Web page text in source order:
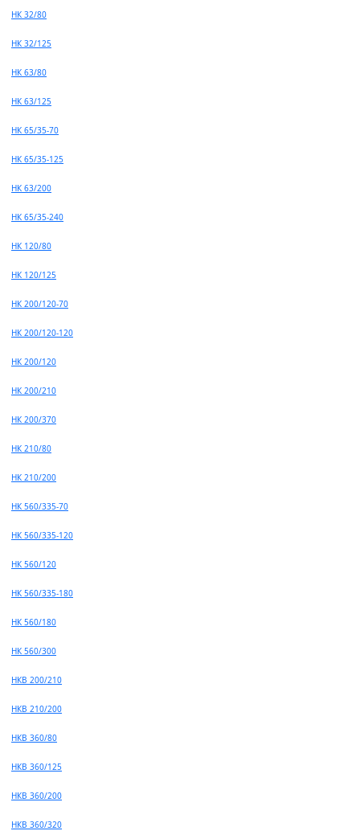
НК 32/80
НК 32/125
НК 63/80
НК 63/125
НК 65/35-70
НК 65/35-125
НК 63/200
НК 65/35-240
НК 120/80
НК 120/125
НК 200/120-70
НК 200/120-120
НК 200/120
НК 200/210
НК 200/370
НК 210/80
НК 210/200
НК 560/335-70
НК 560/335-120
НК 560/120
НК 560/335-180
НК 560/180
НК 560/300
НКВ 200/210
НКВ 210/200
НКВ 360/80
НКВ 360/125
НКВ 360/200
НКВ 360/320